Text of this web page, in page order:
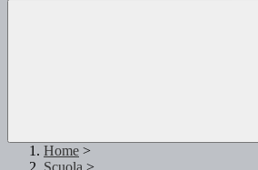
Home >